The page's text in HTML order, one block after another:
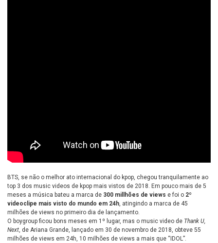
BTS, se não o melhor ato internacional do kpop, chegou tranquilamente ao
top 3 dos music videos de kpop mais vistos de 2018. Em pouco mais de 5
meses a música bateu a marca de 300 millhões de views e foi o 2º
videoclipe mais visto do mundo em 24h, atingindo a marca de 45
milhões de views no primeiro dia de lançamento.
O boygroup ficou bons meses em 1º lugar, mas o music video de Thank U,
Next, de Ariana Grande, lançado em 30 de novembro de 2018, obteve 55
milhões de views em 24h, 10 milhões de views a mais que “IDOL”.